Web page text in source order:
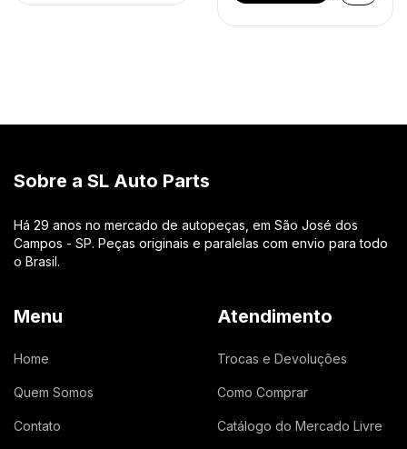
Sobre a SL Auto Parts
Há 29 anos no mercado de autopeças, em São José dos
Campos - SP. Peças originais e paralelas com envio para todo
o Brasil.
Menu
Home
Quem Somos
Contato
Atendimento
Trocas e Devoluções
Como Comprar
Catálogo do Mercado Livre